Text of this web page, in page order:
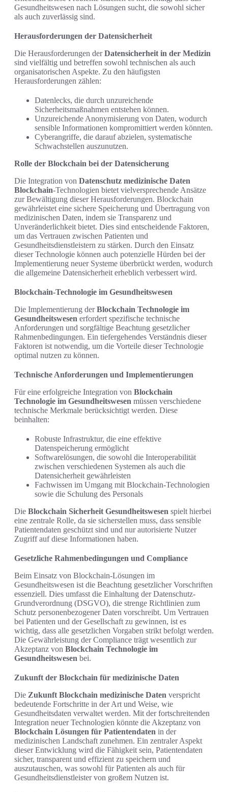
Gesundheitswesen nach Lösungen sucht, die sowohl sicher
als auch zuverlässig sind.
Herausforderungen der Datensicherheit
Die Herausforderungen derDatensicherheit in der Medizin
sind vielfältig und betreffen sowohl technischen als auch
organisatorischen Aspekte. Zu den häufigsten
Herausforderungen zählen:
Datenlecks, die durch unzureichende
Sicherheitsmaßnahmen entstehen können.
Unzureichende Anonymisierung von Daten, wodurch
sensible Informationen kompromittiert werden könnten.
Cyberangriffe, die darauf abzielen, systematische
Schwachstellen auszunutzen.
Rolle der Blockchain bei der Datensicherung
Die Integration von Datenschutz medizinische Daten
Blockchain-Technologien bietet vielversprechende Ansätze
zur Bewältigung dieser Herausforderungen. Blockchain
gewährleistet eine sichere Speicherung und Übertragung von
medizinischen Daten, indem sie Transparenz und
Unveränderlichkeit bietet. Dies sind entscheidende Faktoren,
um das Vertrauen zwischen Patienten und
Gesundheitsdienstleistern zu stärken. Durch den Einsatz
dieser Technologie können auch potenzielle Hürden bei der
Implementierung neuer Systeme überbrückt werden, wodurch
die allgemeine Datensicherheit erheblich verbessert wird.
Blockchain-Technologie im Gesundheitswesen
Die Implementierung derBlockchain Technologie im
Gesundheitswesen erfordert spezifische technische
Anforderungen und sorgfältige Beachtung gesetzlicher
Rahmenbedingungen. Ein tiefergehendes Verständnis dieser
Faktoren ist notwendig, um die Vorteile dieser Technologie
optimal nutzen zu können.
Technische Anforderungen und Implementierungen
Für eine erfolgreiche Integration von Blockchain
Technologie im Gesundheitswesen müssen verschiedene
technische Merkmale berücksichtigt werden. Diese
beinhalten:
Robuste Infrastruktur, die eine effektive
Datenspeicherung ermöglicht
Softwarelösungen, die sowohl die Interoperabilität
zwischen verschiedenen Systemen als auch die
Datensicherheit gewährleisten
Fachwissen im Umgang mit Blockchain-Technologien
sowie die Schulung des Personals
Die Blockchain Sicherheit Gesundheitswesen spielt hierbei
eine zentrale Rolle, da sie sicherstellen muss, dass sensible
Patientendaten geschützt sind und nur autorisierte Nutzer
Zugriff auf diese Informationen haben.
Gesetzliche Rahmenbedingungen und Compliance
Beim Einsatz von Blockchain-Lösungen im
Gesundheitswesen ist die Beachtung gesetzlicher Vorschriften
essenziell. Dies umfasst die Einhaltung der Datenschutz-
Grundverordnung (DSGVO), die strenge Richtlinien zum
Schutz personenbezogener Daten vorschreibt. Um Vertrauen
bei Patienten und der Gesellschaft zu gewinnen, ist es
wichtig, dass alle gesetzlichen Vorgaben strikt befolgt werden.
Die Gewährleistung der Compliance trägt wesentlich zur
Akzeptanz von Blockchain Technologie im
Gesundheitswesen bei.
Zukunft der Blockchain für medizinische Daten
Die Zukunft Blockchain medizinische Daten verspricht
bedeutende Fortschritte in der Art und Weise, wie
Gesundheitsdaten verwaltet werden. Mit der fortschreitenden
Integration neuer Technologien könnte die Akzeptanz von
Blockchain Lösungen für Patientendaten in der
medizinischen Landschaft zunehmen. Ein zentraler Aspekt
dieser Entwicklung wird die Fähigkeit sein, Patientendaten
sicher, transparent und effizient zu speichern und
auszutauschen, was sowohl für Patienten als auch für
Gesundheitsdienstleister von großem Nutzen ist.